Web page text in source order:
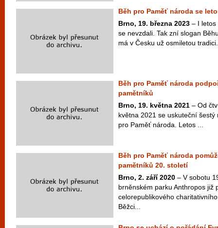
Běh pro Paměť národa se
Brno, 19. března 2023 – I letos
se nevzdali. Tak zní slogan
má v Česku už osmiletou
Běh pro Paměť národa
pamětníků
Brno, 19. května 2021 – Od
května 2021 se uskuteční
pro Paměť národa. Letos ...
Běh pro Paměť národa
pamětníků 20. století
Brno, 2. září 2020 – V sobotu
brněnském parku Anthropos již
celorepublikového
Běžci...